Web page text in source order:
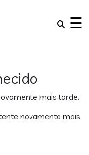
☰
mais tarde.
novamente mais